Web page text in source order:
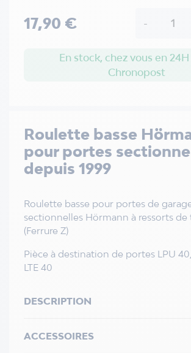
Roulette basse
pour portes
depuis 1999
Roulette basse pour portes de
sectionnelles Hörmann à ressorts
(Ferrure Z)
Pièce à destination de portes LPU
LTE 40
DESCRIPTION
ACCESSOIRES
17,90 € -
En stock, chez vous en
Chronopost